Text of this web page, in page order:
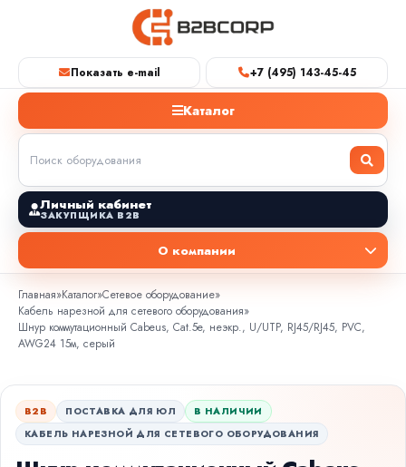
Показать e-mail +7 (495) 143-45-45
Каталог
Личный кабинет
ЗАКУПЩИКА B2B
О компании
Главная»Каталог»Сетевое оборудование»
Кабель нарезной для сетевого оборудования»
Шнур коммутационный Cabeus, Cat.5e, неэкр., U/UTP, RJ45/RJ45, PVC,
AWG24 15м, серый
B2B ПОСТАВКА ДЛЯ ЮЛ
В НАЛИЧИИ
КАБЕЛЬ НАРЕЗНОЙ ДЛЯ СЕТЕВОГО ОБОРУДОВАНИЯ